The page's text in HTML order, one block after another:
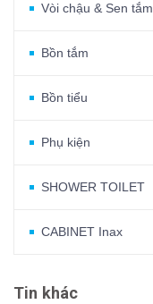
Vòi chậu & Sen tắm
Bồn tắm
Bồn tiểu
Phụ kiện
SHOWER TOILET
CABINET Inax
Tin khác